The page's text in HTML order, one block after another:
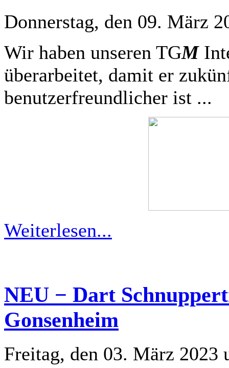
Donnerstag, den 09. März
Wir haben unseren TGM
überarbeitet, damit er
benutzerfreundlicher ist ...
Weiterlesen...
NEU − Dart
Gonsenheim
Freitag, den 03. März 2023